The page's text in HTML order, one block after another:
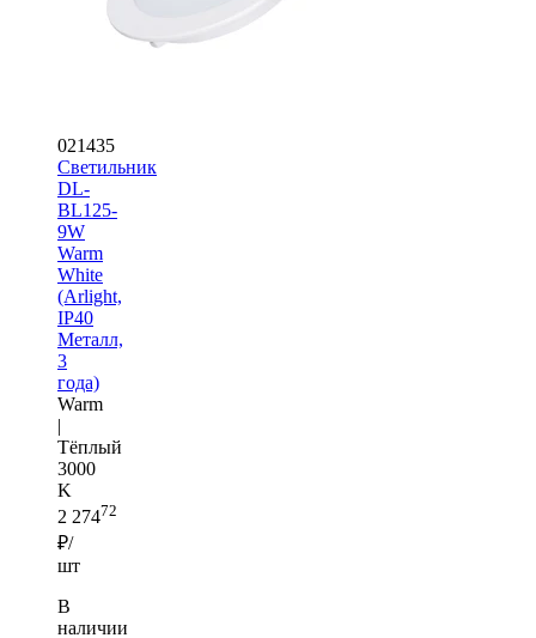
021435
Светильник
DL-
BL125-
9W
Warm
White
(Arlight,
IP40
Металл,
3
года)
Warm
|
Тёплый
3000
K
2 27472
₽/
шт
В
наличии